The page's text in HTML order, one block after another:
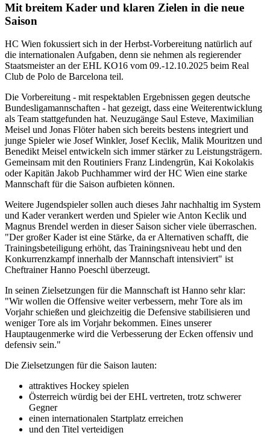
Mit breitem Kader und klaren Zielen in die neue
Saison
HC Wien fokussiert sich in der Herbst-Vorbereitung natürlich auf
die internationalen Aufgaben, denn sie nehmen als regierender
Staatsmeister an der EHL KO16 vom 09.-12.10.2025 beim Real
Club de Polo de Barcelona teil.
Die Vorbereitung - mit respektablen Ergebnissen gegen deutsche
Bundesligamannschaften - hat gezeigt, dass eine Weiterentwicklung
als Team stattgefunden hat. Neuzugänge Saul Esteve, Maximilian
Meisel und Jonas Flöter haben sich bereits bestens integriert und
junge Spieler wie Josef Winkler, Josef Keclik, Malik Mouritzen und
Benedikt Meisel entwickeln sich immer stärker zu Leistungsträgern.
Gemeinsam mit den Routiniers Franz Lindengrün, Kai Kokolakis
oder Kapitän Jakob Puchhammer wird der HC Wien eine starke
Mannschaft für die Saison aufbieten können.
Weitere Jugendspieler sollen auch dieses Jahr nachhaltig im System
und Kader verankert werden und Spieler wie Anton Keclik und
Magnus Brendel werden in dieser Saison sicher viele überraschen.
"Der großer Kader ist eine Stärke, da er Alternativen schafft, die
Trainingsbeteiligung erhöht, das Trainingsniveau hebt und den
Konkurrenzkampf innerhalb der Mannschaft intensiviert" ist
Cheftrainer Hanno Poeschl überzeugt.
In seinen Zielsetzungen für die Mannschaft ist Hanno sehr klar:
"Wir wollen die Offensive weiter verbessern, mehr Tore als im
Vorjahr schießen und gleichzeitig die Defensive stabilisieren und
weniger Tore als im Vorjahr bekommen. Eines unserer
Hauptaugenmerke wird die Verbesserung der Ecken offensiv und
defensiv sein."
Die Zielsetzungen für die Saison lauten:
attraktives Hockey spielen
Österreich würdig bei der EHL vertreten, trotz schwerer
Gegner
einen internationalen Startplatz erreichen
und den Titel verteidigen